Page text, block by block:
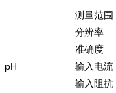
pH
测量范围
分辨率
准确度
输入电流
输入阻抗